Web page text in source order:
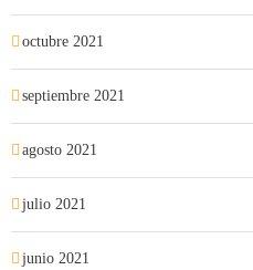
octubre 2021
septiembre 2021
agosto 2021
julio 2021
junio 2021